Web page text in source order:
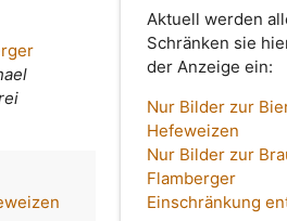
Aktuell werden
Schränken sie
der Anzeige ein:
Nur Bilder zur
Hefeweizen
Nur Bilder zur
Flamberger
Einschränkung